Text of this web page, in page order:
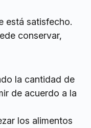
está satisfecho.
conservar,
la cantidad de
de acuerdo a la
los alimentos